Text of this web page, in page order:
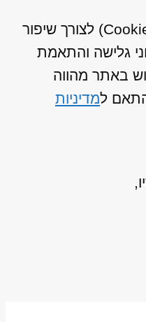
האתר משתמש בעוגיות (Cookies) לצורך שיפור
גלישה והתאמת
באתר מהווה
למדיניות